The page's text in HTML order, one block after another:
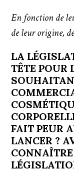
En fonction de
de leur origine,
LA
TÊTE POUR
FAIT PEUR
LANCER ?